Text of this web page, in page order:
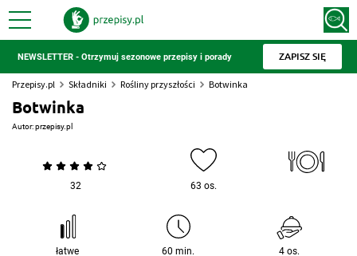
NEWSLETTER - Otrzymuj sezonowe przepisy i porady ZAPISZ SIĘ
Przepisy.pl Składniki Rośliny przyszłości Botwinka
Botwinka
Autor:przepisy.pl
32 63 os.
łatwe 60 min. 4 os.